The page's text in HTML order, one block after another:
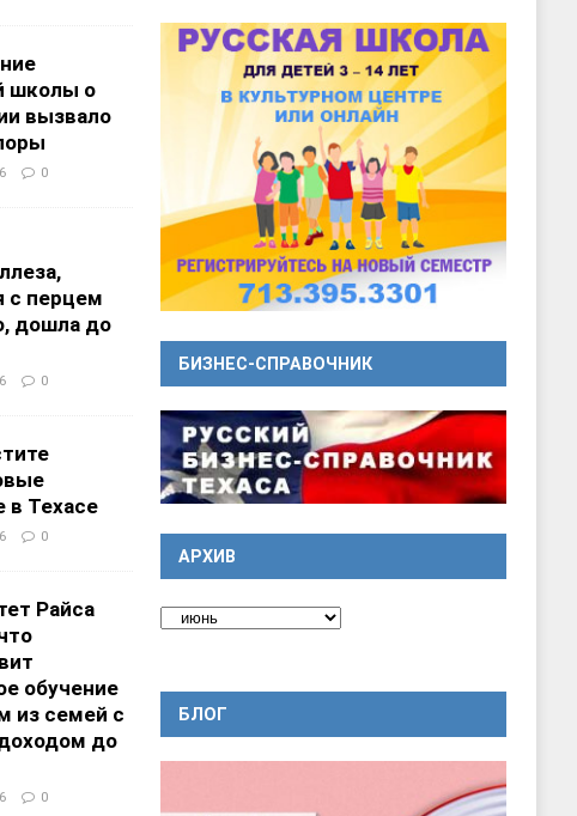
школы о
вызвало
0
с перцем
дошла до
0
в Техасе
0
Райса
обучение
из семей с
до
0
БИЗНЕС-СПРАВОЧНИК
АРХИВ
БЛОГ